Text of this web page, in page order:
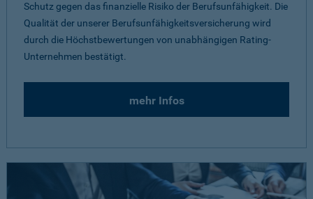
Schutz gegen das finanzielle Risiko der Berufsunfähigkeit. Die
Qualität der unserer Berufsunfähigkeitsversicherung wird
durch die Höchstbewertungen von unabhängigen Rating-
Unternehmen bestätigt.
mehr Infos